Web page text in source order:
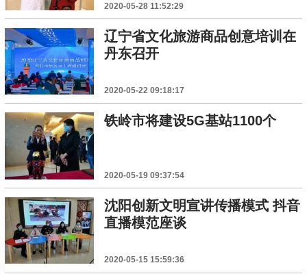
2020-05-28 11:52:29
辽宁省文化旅游商品创意培训在
丹东召开
2020-05-22 09:18:17
铁岭市将建设5G基站1100个
2020-05-19 09:37:54
沈阳创新文明宣讲传播模式 抖音
直播模范座谈
2020-05-15 15:59:36